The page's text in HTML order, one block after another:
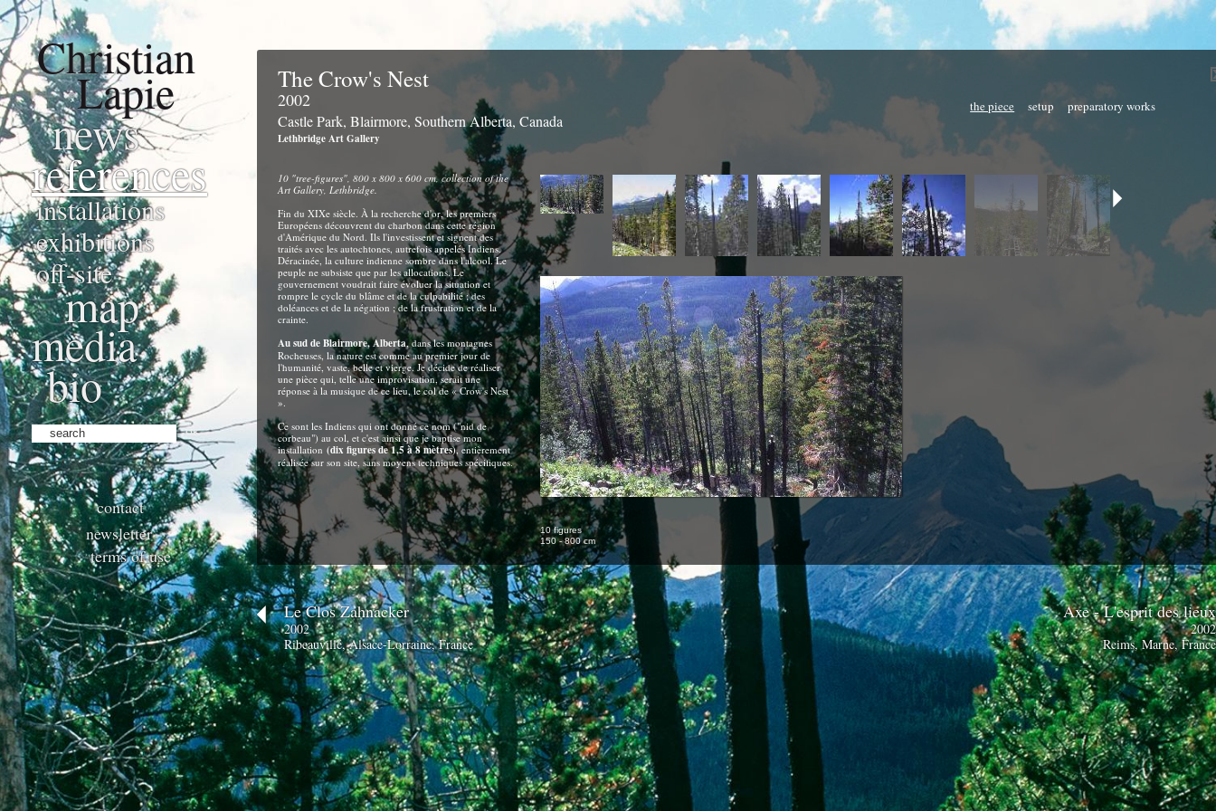
Christian
Lapie
news
references
installations
exhibitions
off-site
map
media
bio
ok
contact
newsletter
terms of use
the piece setup preparatory works
The Crow's Nest
2002
Castle Park, Blairmore, Southern Alberta, Canada
Lethbridge Art Gallery
10 "tree-figures", 800 x 800 x 600 cm, collection of the
Art Gallery, Lethbridge.
Fin du XIXe siècle. À la recherche d'or, les premiers
Européens découvrent du charbon dans cette région
d'Amérique du Nord. Ils l'investissent et signent des
traités avec les autochtones, autrefois appelés Indiens.
Déracinée, la culture indienne sombre dans l'alcool. Le
peuple ne subsiste que par les allocations. Le
gouvernement voudrait faire évoluer la situation et
rompre le cycle du blâme et de la culpabilité ; des
doléances et de la négation ; de la frustration et de la
crainte.
Au sud de Blairmore, Alberta, dans les montagnes
Rocheuses, la nature est comme au premier jour de
l'humanité, vaste, belle et vierge. Je décide de réaliser
une pièce qui, telle une improvisation, serait une
réponse à la musique de ce lieu, le col de « Crow's Nest
».
Ce sont les Indiens qui ont donné ce nom ("nid de
corbeau") au col, et c'est ainsi que je baptise mon
installation(dix figures de 1,5 à 8 mètres), entièrement
réalisée sur son site, sans moyens techniques spécifiques.
10 figures
150 - 800 cm
Le Clos Zahnacker
2002
Ribeauvillé, Alsace-Lorraine, France
Axe - L'esprit des lieux
2002
Reims, Marne, France